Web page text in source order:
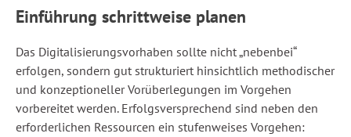
Einführung schrittweise planen
Das Digitalisierungsvorhaben sollte nicht „nebenbei“
erfolgen, sondern gut strukturiert hinsichtlich methodischer
und konzeptioneller Vorüberlegungen im Vorgehen
vorbereitet werden. Erfolgsversprechend sind neben den
erforderlichen Ressourcen ein stufenweises Vorgehen: